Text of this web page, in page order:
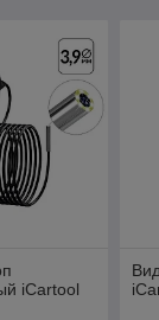
iCartool